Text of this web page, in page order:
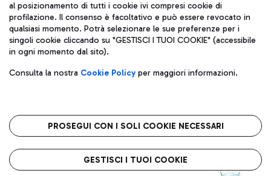
Codice fiscale e Registro delle Imprese di Roma 13032990155 P.
IVA 06572251004
Capitale sociale 62.224.743,00 int. vers.
Sede legale: Via Pier Paolo Racchetti 1 - 00054 Fiumicino (RM)
telefono +39 06 65951
Privacy policy
Note legali
Roma FCO
L'aeroporto stellato
al posizionamento di tutti i cookie ivi compresi cookie di
profilazione. Il consenso è facoltativo e può essere revocato in
qualsiasi momento. Potrà selezionare le sue preferenze per i
singoli cookie cliccando su "GESTISCI I TUOI COOKIE" (accessibile
in ogni momento dal sito).
Consulta la nostra Cookie Policyper maggiori informazioni.
PROSEGUI CON I SOLI COOKIE NECESSARI
GESTISCI I TUOI COOKIE